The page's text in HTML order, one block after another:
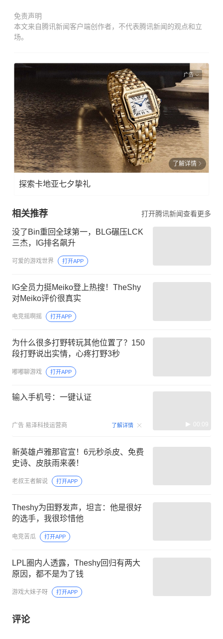
免责声明
本文来自腾讯新闻客户端创作者，不代表腾讯新闻的观点和立
场。
广告
了解详情
探索卡地亚七夕挚礼
相关推荐 打开腾讯新闻查看更多
没了Bin重回全球第一，BLG碾压LCK
三杰，IG排名飙升
可爱的游戏世界 打开APP
IG全员力挺Meiko登上热搜！TheShy
对Meiko评价很真实
电竞摇啊摇 打开APP
为什么很多打野转玩其他位置了？150
段打野说出实情，心疼打野3秒
嘟嘟聊游戏 打开APP
输入手机号：一键认证
广告 易泽科技运营商 了解详情 00:09
新英雄卢雅那官宣！6元秒杀皮、免费
史诗、皮肤雨来袭！
老叔王者解说 打开APP
Theshy为田野发声，坦言：他是很好
的选手，我很珍惜他
电竞苦瓜 打开APP
LPL圈内人透露，Theshy回归有两大
原因，都不是为了钱
游戏大妹子呀 打开APP
评论